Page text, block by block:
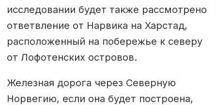
исследовании будет также рассмотрено
ответвление от Нарвика на Харстад,
расположенный на побережье к северу
от Лофотенских островов.
Железная дорога через Северную
Норвегию, если она будет построена,